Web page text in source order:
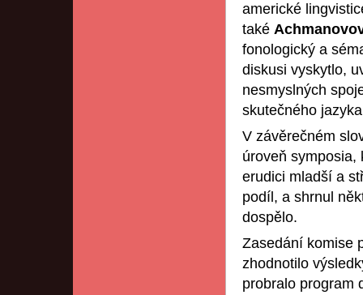
americké
také
fonologický a
diskusi vyskytlo,
nesmyslných
skutečného
V závěrečném
úroveň symposia,
erudici mladší a
podíl, a shrnul
dospělo.
Zasedání komise
zhodnotilo
probralo program